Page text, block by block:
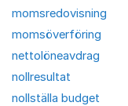
momsredovisning
momsöverföring
nettolöneavdrag
nollresultat
nollställa budget